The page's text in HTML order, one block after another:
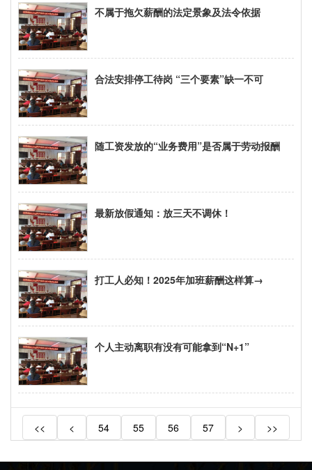
不属于拖欠薪酬的法定景象及法令依据
合法安排停工待岗 “三个要素”缺一不可
随工资发放的“业务费用”是否属于劳动报酬
最新放假通知：放三天不调休！
打工人必知！2025年加班薪酬这样算→
个人主动离职有没有可能拿到“N+1”
<< < 54 55 56 57 > >>